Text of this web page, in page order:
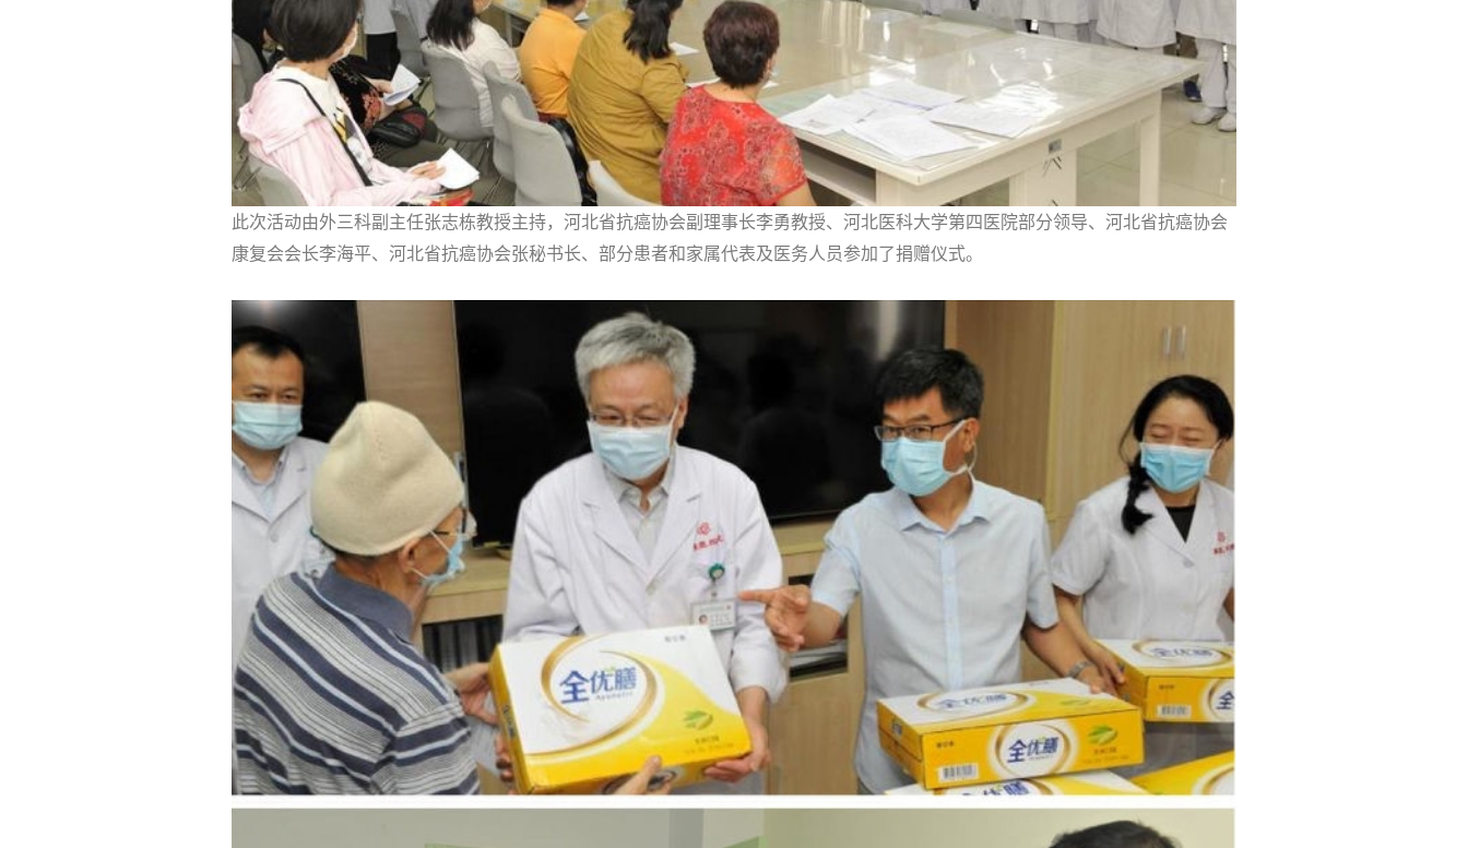
此次活动由外三科副主任张志栋教授主持，河北省抗癌协会副理事长李勇教授、河北医科大学第四医院部分领导、河北省抗癌协会
康复会会长李海平、河北省抗癌协会张秘书长、部分患者和家属代表及医务人员参加了捐赠仪式。